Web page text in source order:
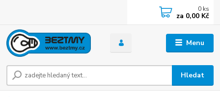
Menu
Hledat
0 ks
za 0,00 Kč